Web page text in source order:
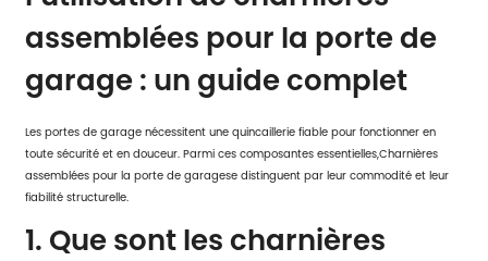
assemblées pour la porte de
garage : un guide complet
Les portes de garage nécessitent une quincaillerie fiable pour fonctionner en
toute sécurité et en douceur. Parmi ces composantes essentielles,Charnières
assemblées pour la porte de garagese distinguent par leur commodité et leur
fiabilité structurelle.
1. Que sont les charnières